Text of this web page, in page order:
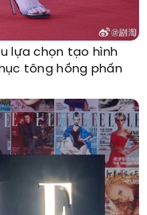
lựa chọn tạo hình
tông hồng phấn